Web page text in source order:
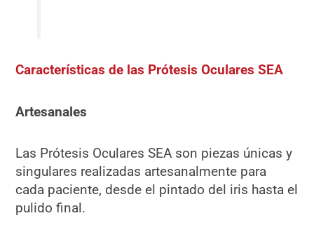
Características de las Prótesis Oculares SEA
Artesanales
Las Prótesis Oculares SEA son piezas únicas y
singulares realizadas artesanalmente para
cada paciente, desde el pintado del iris hasta el
pulido final.